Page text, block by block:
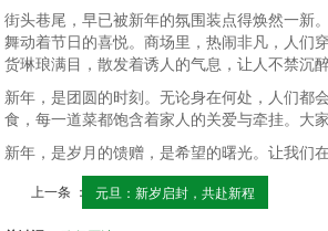
街头巷尾，早已被新年的氛围装点得焕然一新
舞动着节日的喜悦。商场里，热闹非凡，人们
货琳琅满目，散发着诱人的气息，让人不禁沉
新年，是团圆的时刻。无论身在何处，人们都
食，每一道菜都饱含着家人的关爱与牵挂。大
新年，是岁月的馈赠，是希望的曙光。让我们
上一条 ： 元旦：新岁启封，共赴新程